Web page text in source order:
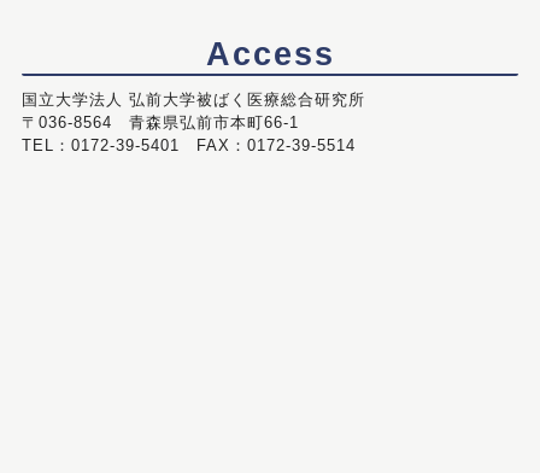
Access
国立大学法人 弘前大学被ばく医療総合研究所
〒036-8564 青森県弘前市本町66-1
TEL：0172-39-5401 FAX：0172-39-5514